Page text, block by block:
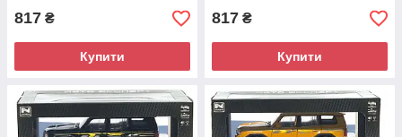
817 ₴
Купити
817 ₴
Купити